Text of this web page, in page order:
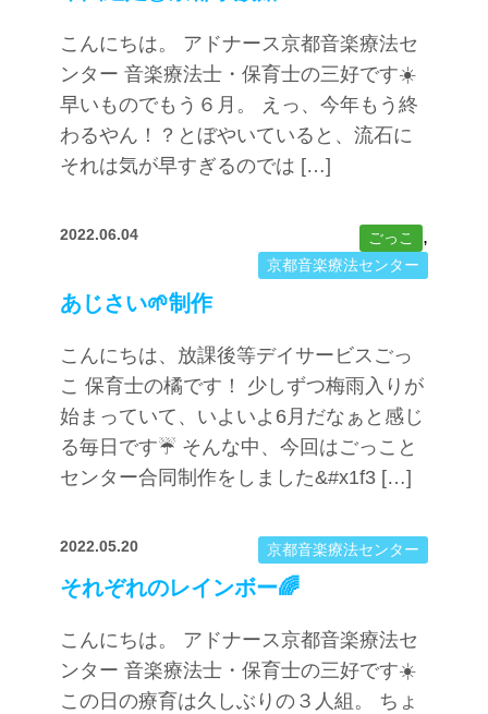
こんにちは。 アドナース京都音楽療法セ
ンター 音楽療法士・保育士の三好です☀️
早いものでもう６月。 えっ、今年もう終
わるやん！？とぼやいていると、流石に
それは気が早すぎるのでは […]
2022.06.04 ごっこ ,
京都音楽療法センター
あじさい🌱制作
こんにちは、放課後等デイサービスごっ
こ 保育士の橘です！ 少しずつ梅雨入りが
始まっていて、いよいよ6月だなぁと感じ
る毎日です☔️ そんな中、今回はごっこと
センター合同制作をしました&#x1f3 […]
2022.05.20 京都音楽療法センター
それぞれのレインボー🌈
こんにちは。 アドナース京都音楽療法セ
ンター 音楽療法士・保育士の三好です☀️
この日の療育は久しぶりの３人組。 ちょ